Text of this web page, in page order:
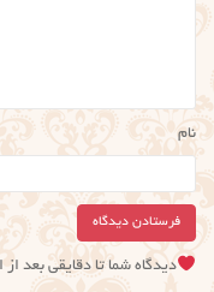
نام
دیدگاه شما تا دقایقی بعد